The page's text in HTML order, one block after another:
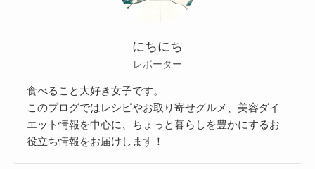
にちにち
レポーター
食べること大好き女子です。
このブログではレシピやお取り寄せグルメ、美容ダイ
エット情報を中心に、ちょっと暮らしを豊かにするお
役立ち情報をお届けします！